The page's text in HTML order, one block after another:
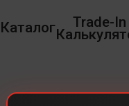
Каталог Trade-In